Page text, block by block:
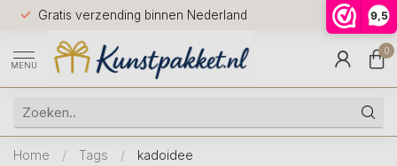
9,5
Gratis verzending binnen Nederland
Voor
huis
9.5
MENU
0
Home / Tags / kadoidee